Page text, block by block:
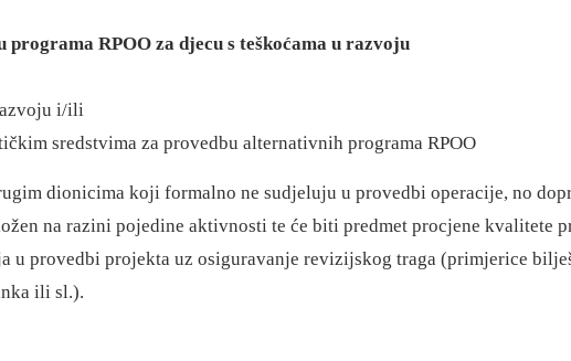
RPOO za djecu s teškoćama u razvoju
i/ili
sredstvima za provedbu alternativnih programa RPOO
dionicima koji formalno ne sudjeluju u provedbi operacije, no
na razini pojedine aktivnosti te će biti predmet procjene kvalitete
u provedbi projekta uz osiguravanje revizijskog traga (primjerice
ili sl.).